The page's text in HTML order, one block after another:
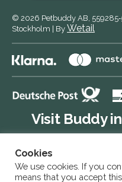
© 2026 Petbuddy AB,
Stockholm
By Wetail
Visit Buddy
Cookies
We use cookies. If you
means that you accept this.